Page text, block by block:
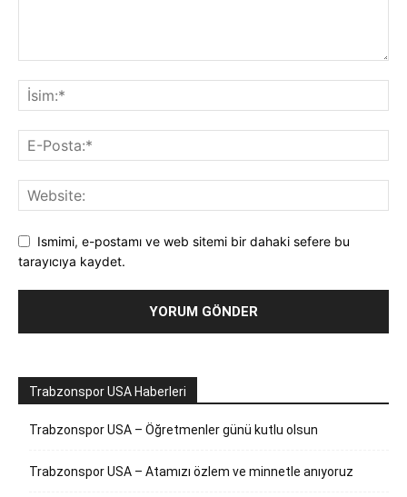
Ismimi, e-postamı ve web sitemi bir dahaki sefere bu
tarayıcıya kaydet.
Trabzonspor USA Haberleri
Trabzonspor USA – Öğretmenler günü kutlu olsun
Trabzonspor USA – Atamızı özlem ve minnetle anıyoruz